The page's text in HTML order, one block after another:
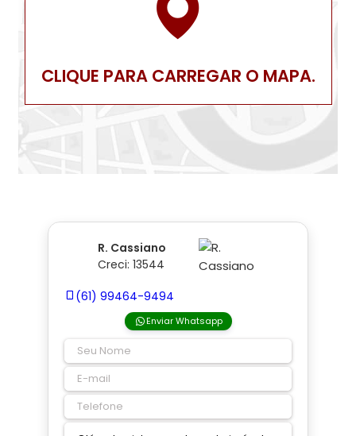
CLIQUE PARA CARREGAR O MAPA.
R. Cassiano
Creci: 13544
(61) 99464-9494
Enviar Whatsapp